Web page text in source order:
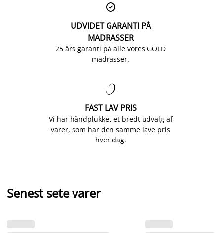

UDVIDET GARANTI PÅ
MADRASSER
25 års garanti på alle vores GOLD
madrasser.

FAST LAV PRIS
Vi har håndplukket et bredt udvalg af
varer, som har den samme lave pris
hver dag.
Senest sete varer